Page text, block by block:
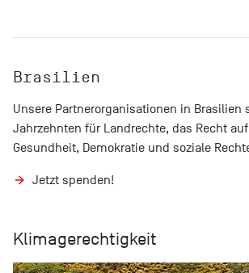
Brasilien
Unsere Partnerorganisationen in Brasilien
Jahrzehnten für Landrechte, das Recht
Gesundheit, Demokratie und soziale
Jetzt spenden!
Klimagerechtigkeit